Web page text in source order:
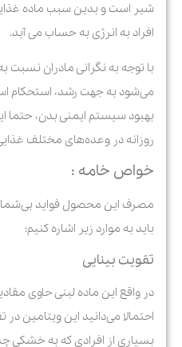
شیر است و بدین سبب ماده
افراد به انرژی به حساب می آید.
با توجه به نگرانی مادران نسبت
می‌شود به جهت رشد، استحکام
بهبود سیستم ایمنی بدن،
روزانه در وعده‌های مختلف
خواص خامه :
مصرف این محصول فواید
باید به موارد زیر اشاره کنیم:
تقویت بینایی
احتمالا می‌دانید این ویتامین
بسیاری از افرادی که به خشکی